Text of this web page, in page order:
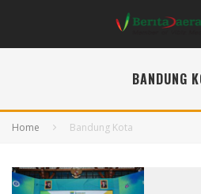
BANDUNG
Home Bandung Kota